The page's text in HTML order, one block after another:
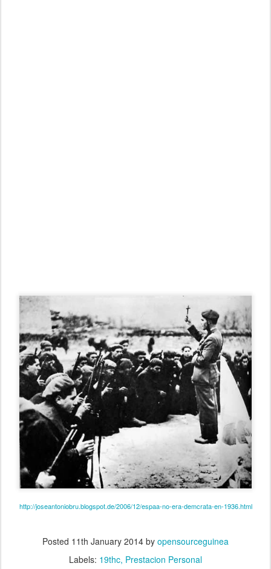
http://joseantoniobru.blogspot.de/2006/12/espaa-no-era-demcrata-en-1936.html
Posted 11th January 2014 by opensourceguinea
Labels: 19thc Prestacion Personal